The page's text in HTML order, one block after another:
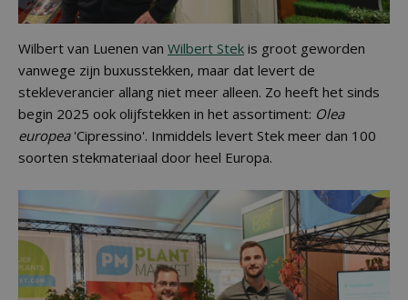
Wilbert van Luenen van Wilbert Stek is groot geworden
vanwege zijn buxusstekken, maar dat levert de
stekleverancier allang niet meer alleen. Zo heeft het sinds
begin 2025 ook olijfstekken in het assortiment: Olea
europea'Cipressino'. Inmiddels levert Stek meer dan 100
soorten stekmateriaal door heel Europa.